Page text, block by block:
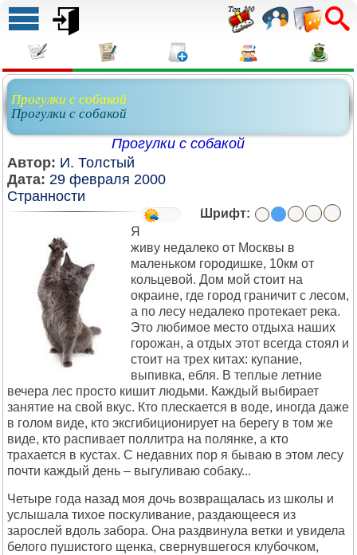
Прогулки с собакой
Прогулки с собакой
Прогулки с собакой
Автор: И. Толстый
Дата: 29 февраля 2000
Странности
Шрифт:
Я
живу недалеко от Москвы в
маленьком городишке, 10км от
кольцевой. Дом мой стоит на
окраине, где город граничит с лесом,
а по лесу недалеко протекает река.
Это любимое место отдыха наших
горожан, а отдых этот всегда стоял и
стоит на трех китах: купание,
выпивка, ебля. В теплые летние
вечера лес просто кишит людьми. Каждый выбирает
занятие на свой вкус. Кто плескается в воде, иногда даже
в голом виде, кто эксгибиционирует на берегу в том же
виде, кто распивает поллитра на полянке, а кто
трахается в кустах. С недавних пор я бываю в этом лесу
почти каждый день – выгуливаю собаку...
Четыре года назад моя дочь возвращалась из школы и
услышала тихое поскуливание, раздающееся из
зарослей вдоль забора. Она раздвинула ветки и увидела
белого пушистого щенка, свернувшегося клубочком,